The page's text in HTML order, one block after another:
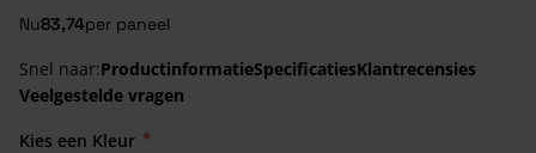
Nu83,74per paneel
Snel naar:ProductinformatieSpecificatiesKlantrecensies
Veelgestelde vragen
Kies een Kleur